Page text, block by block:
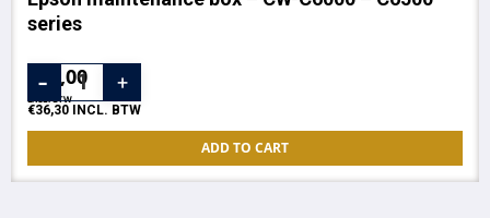
series
30,00
EXCL. BTW
€36,30 INCL. BTW
ADD TO CART